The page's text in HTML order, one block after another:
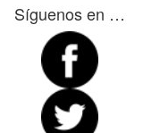
Síguenos en …